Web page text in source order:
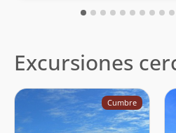
Excursiones
Cumbre